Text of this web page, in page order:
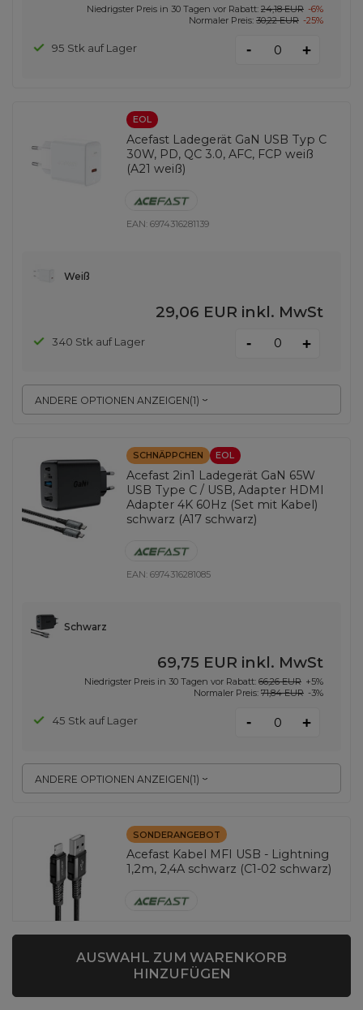
Niedrigster Preis in 30 Tagen vor Rabatt: 24,18 EUR -6%
Normaler Preis: 30,22 EUR -25%
95 Stk auf Lager - +
EOL
Acefast Ladegerät GaN USB Typ C
30W, PD, QC 3.0, AFC, FCP weiß
(A21 weiß)
EAN:6974316281139
ANDERE OPTIONEN ANZEIGEN(1)
Weiß
29,06 EUR inkl. MwSt
340 Stk auf Lager - +
SCHNÄPPCHEN EOL
Acefast 2in1 Ladegerät GaN 65W
USB Type C / USB, Adapter HDMI
Adapter 4K 60Hz (Set mit Kabel)
schwarz (A17 schwarz)
EAN:6974316281085
ANDERE OPTIONEN ANZEIGEN(1)
Schwarz
69,75 EUR inkl. MwSt
Niedrigster Preis in 30 Tagen vor Rabatt: 66,26 EUR +5%
Normaler Preis: 71,84 EUR -3%
45 Stk auf Lager - +
SONDERANGEBOT
Acefast Kabel MFI USB - Lightning
1,2m, 2,4A schwarz (C1-02 schwarz)
25,11 EURinkl. MwSt
AUSWAHL ZUM WARENKORB
HINZUFÜGEN